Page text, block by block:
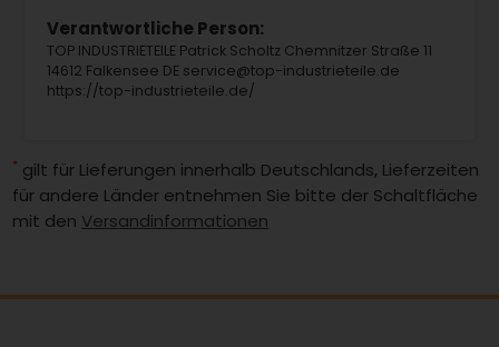
Verantwortliche Person:
TOP INDUSTRIETEILE Patrick Scholtz Chemnitzer Straße 11
14612 Falkensee DE service@top-industrieteile.de
https://top-industrieteile.de/
* gilt für Lieferungen innerhalb Deutschlands, Lieferzeiten
für andere Länder entnehmen Sie bitte der Schaltfläche
mit den Versandinformationen